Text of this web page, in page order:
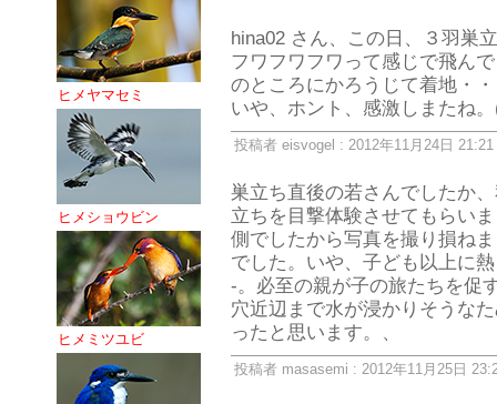
ヒメヤマセミ
ヒメショウビン
ヒメミツユビ
hina02 さん、この日、３羽巣
フワフワフワって感じで飛ん
のところにかろうじて着地・
いや、ホント、感激しまたね
投稿者 eisvogel : 2012年11月24日 21:21
巣立ち直後の若さんでしたか
立ちを目撃体験させてもらい
側でしたから写真を撮り損ね
でした。いや、子ども以上に
-。必至の親が子の旅たちを促
穴近辺まで水が浸かりそうな
ったと思います。、
投稿者 masasemi : 2012年11月25日